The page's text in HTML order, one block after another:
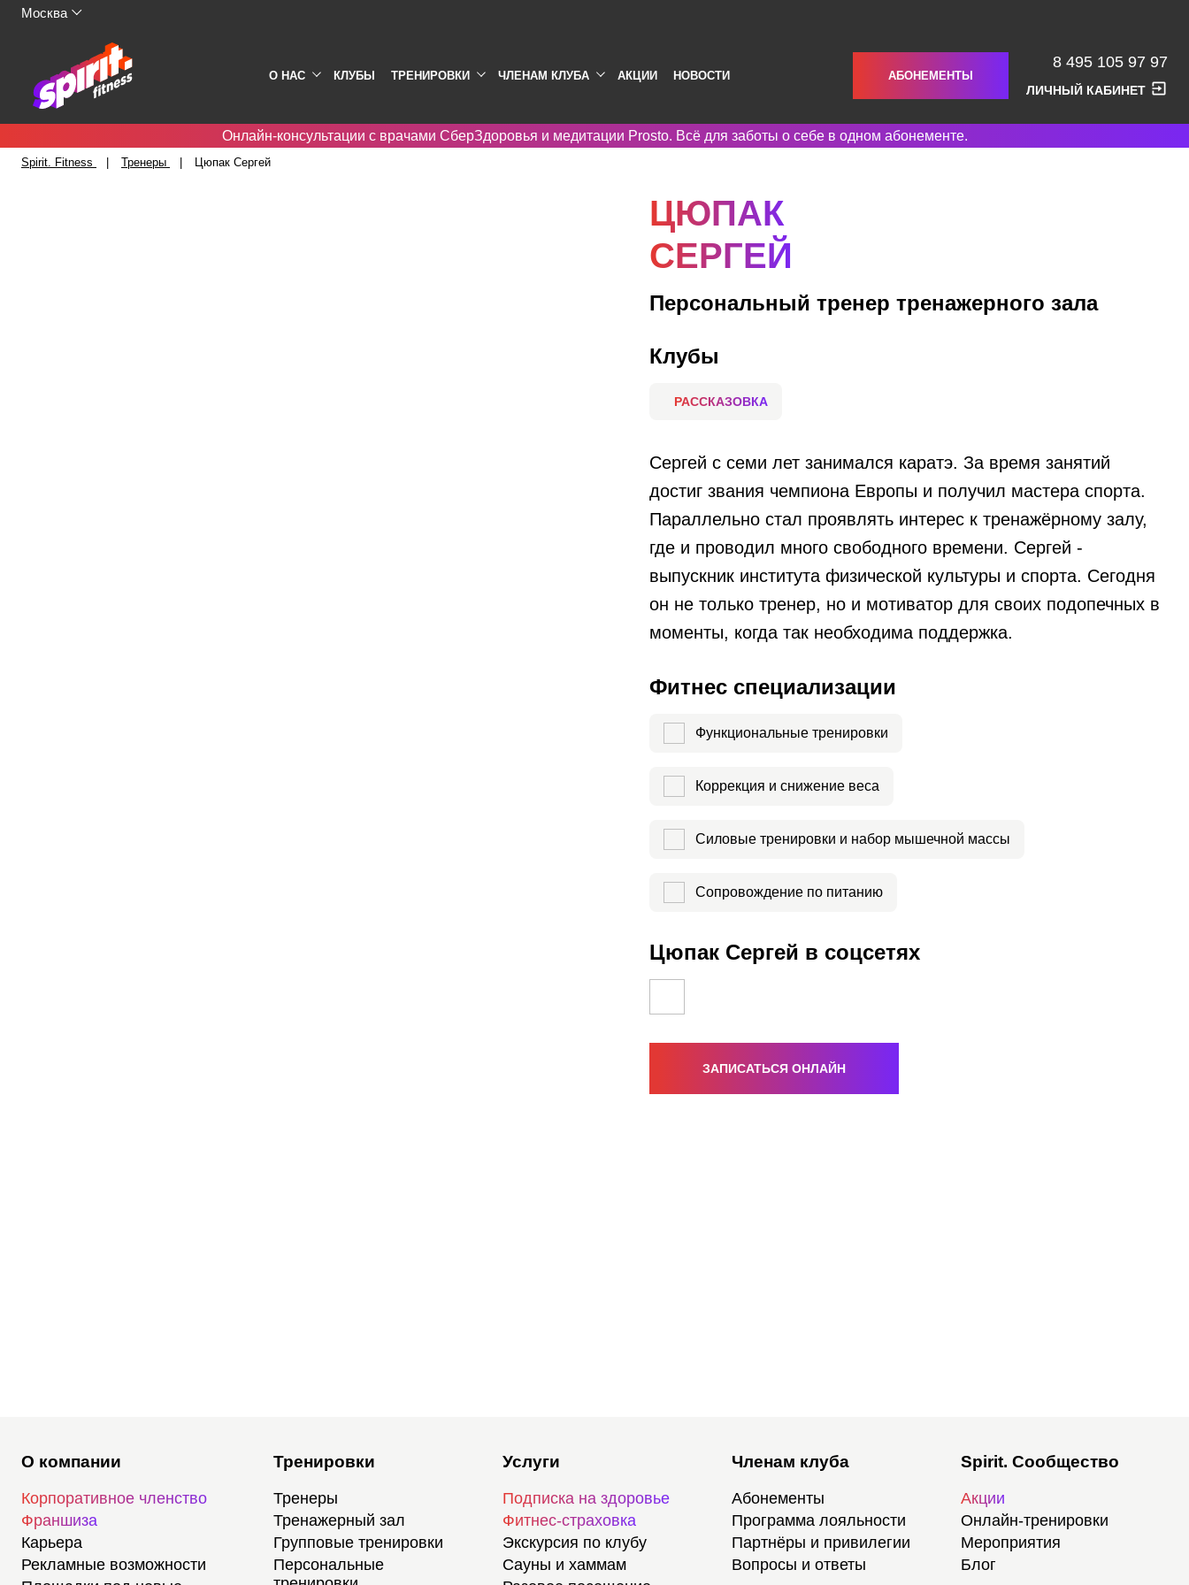
Москва
О НАС КЛУБЫ ТРЕНИРОВКИ ЧЛЕНАМ КЛУБА АКЦИИ НОВОСТИ АБОНЕМЕНТЫ
8 495 105 97 97
ЛИЧНЫЙ КАБИНЕТ
Онлайн-консультации с врачами СберЗдоровья и медитации Prosto. Всё для заботы о себе в одном абонементе.
Spirit. Fitness Тренеры Цюпак Сергей
ЦЮПАК
СЕРГЕЙ
Персональный тренер тренажерного зала
Клубы
РАССКАЗОВКА
Сергей с семи лет занимался каратэ. За время занятий
достиг звания чемпиона Европы и получил мастера спорта.
Параллельно стал проявлять интерес к тренажёрному залу,
где и проводил много свободного времени. Сергей -
выпускник института физической культуры и спорта. Сегодня
он не только тренер, но и мотиватор для своих подопечных в
моменты, когда так необходима поддержка.
Фитнес специализации
Функциональные тренировки
Коррекция и снижение веса
Силовые тренировки и набор мышечной массы
Сопровождение по питанию
Цюпак Сергей в соцсетях
ЗАПИСАТЬСЯ ОНЛАЙН
О компании
Корпоративное членство
Франшиза
Карьера
Рекламные возможности
Тренировки
Тренеры
Тренажерный зал
Групповые тренировки
Персональные
Услуги
Подписка на здоровье
Фитнес-страховка
Экскурсия по клубу
Сауны и хаммам
Членам клуба
Абонементы
Программа лояльности
Партнёры и привилегии
Вопросы и ответы
Spirit. Сообщество
Акции
Онлайн-тренировки
Мероприятия
Блог